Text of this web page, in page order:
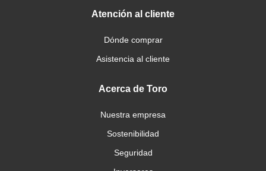
Atención al cliente
Dónde comprar
Asistencia al cliente
Acerca de Toro
Nuestra empresa
Sostenibilidad
Seguridad